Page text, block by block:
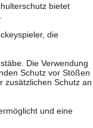
bietet
die
Die Verwendung
Schutz vor Stößen
zusätzlichen Schutz an
und eine